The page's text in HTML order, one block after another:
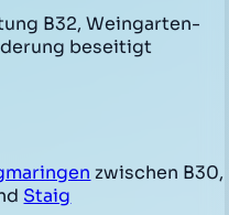
B32, Weingarten-
beseitigt
zwischen B30,
Staig